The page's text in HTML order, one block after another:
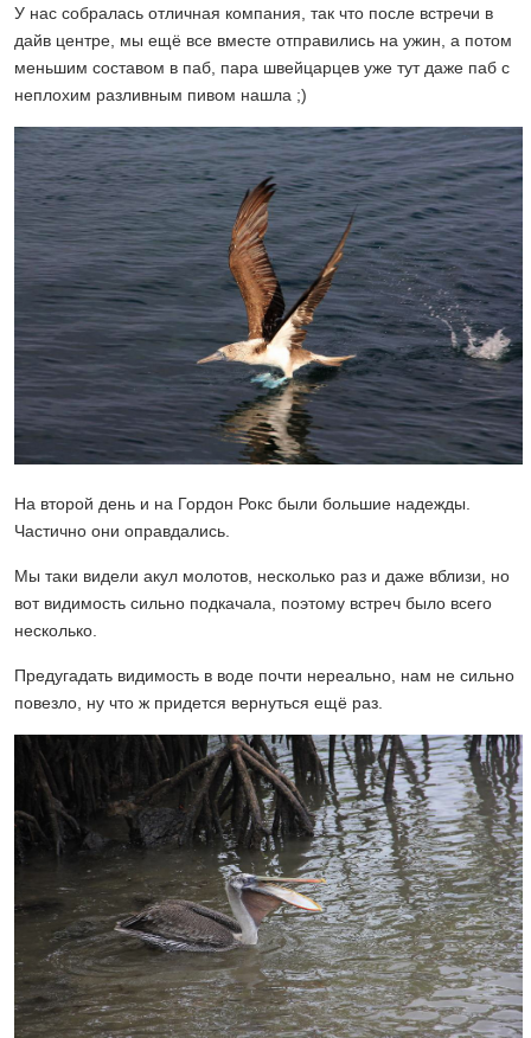
У нас собралась отличная компания, так что после встречи в
дайв центре, мы ещё все вместе отправились на ужин, а потом
меньшим составом в паб, пара швейцарцев уже тут даже паб с
неплохим разливным пивом нашла ;)
На второй день и на Гордон Рокс были большие надежды.
Частично они оправдались.
Мы таки видели акул молотов, несколько раз и даже вблизи, но
вот видимость сильно подкачала, поэтому встреч было всего
несколько.
Предугадать видимость в воде почти нереально, нам не сильно
повезло, ну что ж придется вернуться ещё раз.